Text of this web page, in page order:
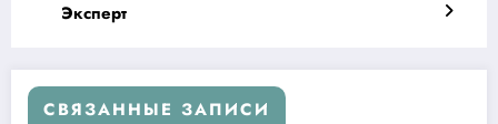
Эксперт
СВЯЗАННЫЕ ЗАПИСИ